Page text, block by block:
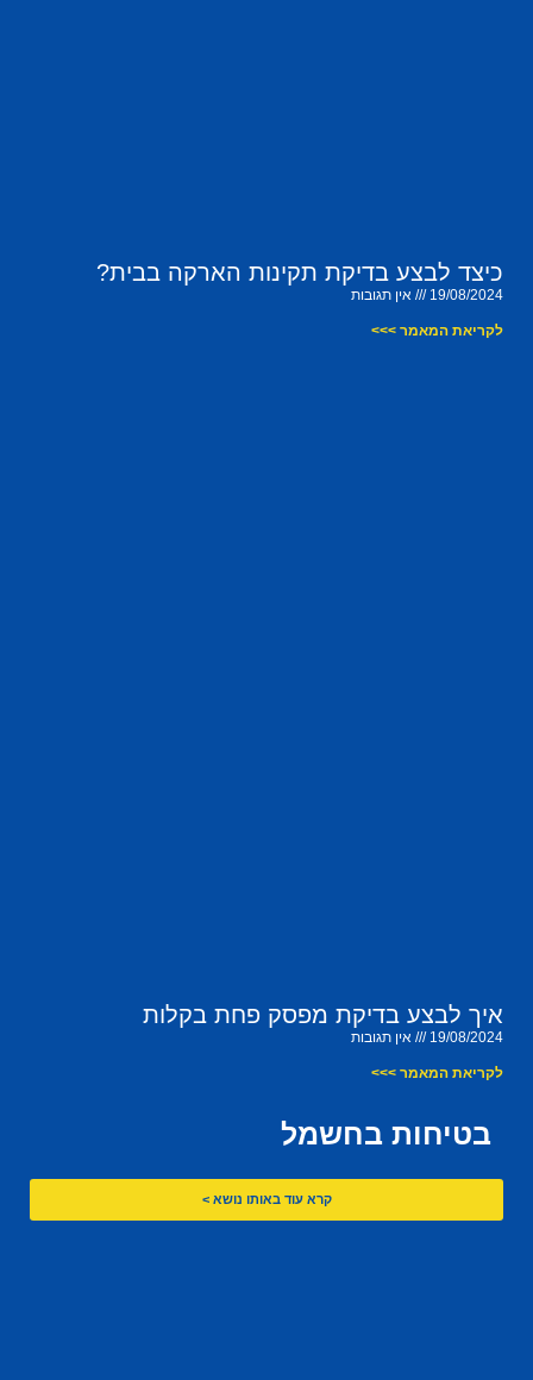
כיצד לבצע בדיקת תקינות הארקה בבית?
19/08/2024 אין תגובות
לקריאת המאמר >>>
איך לבצע בדיקת מפסק פחת בקלות
19/08/2024 אין תגובות
לקריאת המאמר >>>
בטיחות בחשמל
קרא עוד באותו נושא >